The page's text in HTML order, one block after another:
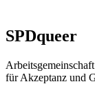
SPDqueer
für Akzeptanz und